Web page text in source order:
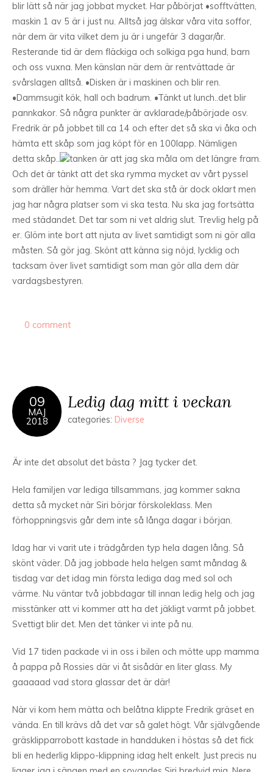
blir lätt så när jag jobbat mycket. Har påbörjat •sofftvätten,
maskin 1 av 5 är i just nu. Alltså jag älskar våra vita soffor,
när dem är vita vilket dem ju är i ungefär 3 dagar/år.
Resterande tid är dem fläckiga och solkiga pga hund, barn
och oss vuxna. Men känslan när dem är rentvättade är
svårslagen alltså. •Disken är i maskinen och blir ren.
•Dammsugit kök, hall och badrum. •Tänkt ut lunch..det blir
pannkakor. Så några punkter är avklarade/påbörjade osv.
Fredrik är på jobbet till ca 14 och efter det så ska vi åka och
hämta ett skåp som jag köpt för en 100lapp. Nämligen
detta skåp..
tanken är att jag ska måla om det längre fram.
Och det är tänkt att det ska rymma mycket av vårt pyssel
som dräller här hemma. Vart det ska stå är dock oklart men
jag har några platser som vi ska testa. Nu ska jag fortsätta
med städandet. Det tar som ni vet aldrig slut. Trevlig helg på
er. Glöm inte bort att njuta av livet samtidigt som ni gör alla
måsten. Så gör jag. Skönt att känna sig nöjd, lycklig och
tacksam över livet samtidigt som man gör alla dem där
vardagsbestyren.
0 comment
09
MAJ
2018
Ledig dag mitt i veckan
categories: Diverse
Är inte det absolut det bästa ? Jag tycker det.
Hela familjen var lediga tillsammans, jag kommer sakna
detta så mycket när Siri börjar förskoleklass. Men
förhoppningsvis går dem inte så långa dagar i början.
Idag har vi varit ute i trädgården typ hela dagen lång. Så
skönt väder. Då jag jobbade hela helgen samt måndag &
tisdag var det idag min första lediga dag med sol och
värme. Nu väntar två jobbdagar till innan ledig helg och jag
misstänker att vi kommer att ha det jäkligt varmt på jobbet.
Svettigt blir det. Men det tänker vi inte på nu.
Vid 17 tiden packade vi in oss i bilen och mötte upp mamma
å pappa på Rossies där vi åt sisådär en liter glass. My
gaaaaad vad stora glassar det är där!
När vi kom hem mätta och belåtna klippte Fredrik gräset en
vända. En till krävs då det var så galet högt. Vår självgående
gräsklipparrobott kastade in handduken i höstas så det fick
bli en hederlig klippo-klippning idag helt enkelt. Just precis nu